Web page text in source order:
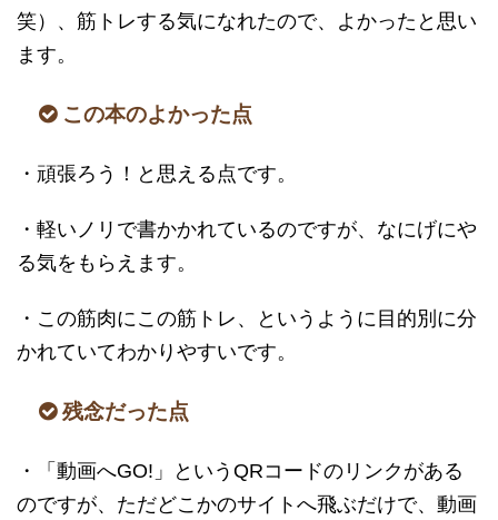
笑）、筋トレする気になれたので、よかったと思い
ます。
この本のよかった点
・頑張ろう！と思える点です。
・軽いノリで書かかれているのですが、なにげにや
る気をもらえます。
・この筋肉にこの筋トレ、というように目的別に分
かれていてわかりやすいです。
残念だった点
・「動画へGO!」というQRコードのリンクがある
のですが、ただどこかのサイトへ飛ぶだけで、動画